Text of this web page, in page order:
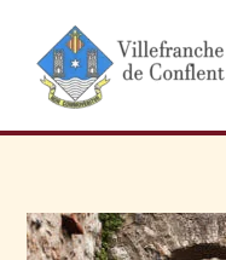
contenu